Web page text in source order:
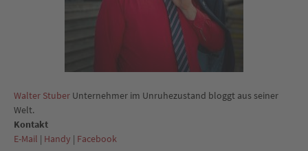
Walter Stuber Unternehmer im Unruhezustand bloggt aus seiner
Welt.
Kontakt
E-Mail | Handy | Facebook